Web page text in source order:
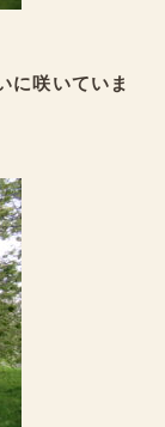
に咲いていま